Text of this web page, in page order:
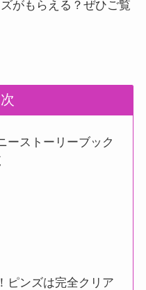
がもらえる？ぜひご覧
ーストーリーブック
ピンズは完全クリア